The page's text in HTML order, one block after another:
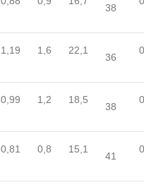
38
1,19 1,6 22,1
36
0,99 1,2 18,5
38
0,81 0,8 15,1
41